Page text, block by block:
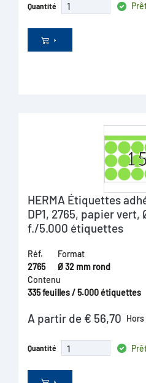
Quantité
HERMA Étiquettes
DP1, 2765, papier vert,
f./5.000 étiquettes
Réf.
2765
Format
Ø 32 mm rond
Contenu
335 feuilles / 5.000 étiquettes
A partir de € 56,70 Hors
Quantité